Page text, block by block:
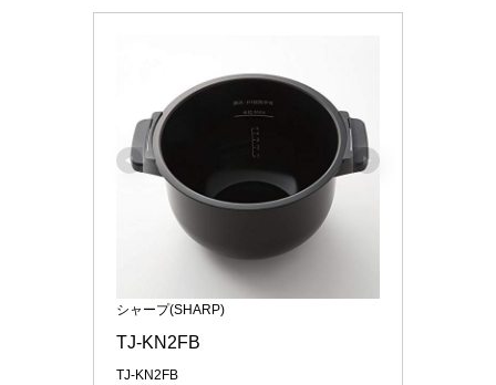
シャープ(SHARP)
TJ-KN2FB
TJ-KN2FB